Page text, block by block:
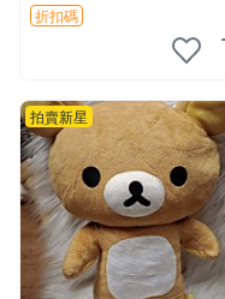
果，水果味夾心零食裝 心形
折扣碼
拍賣新星